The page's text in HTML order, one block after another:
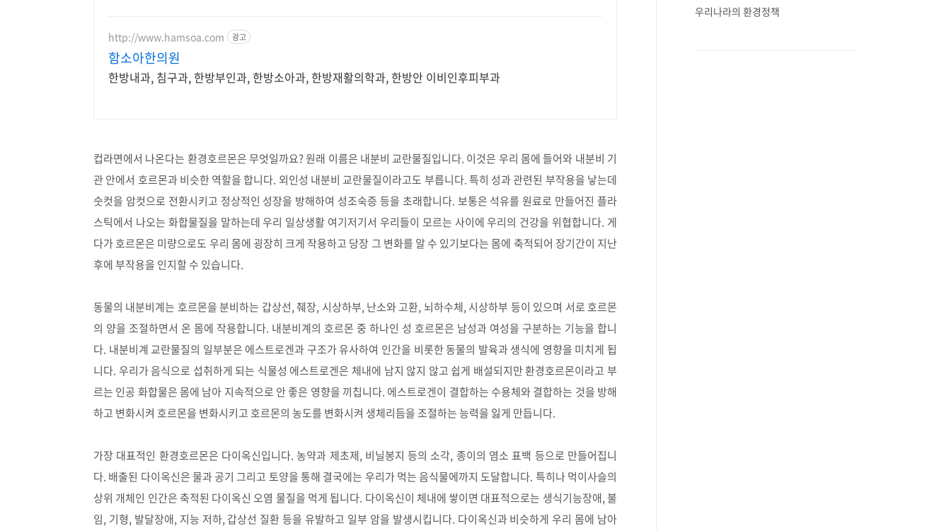
http://www.hamsoa.com 광고
함소아한의원
한방내과, 침구과, 한방부인과, 한방소아과, 한방재활의학과, 한방안 이비인후피부과
컵라면에서 나온다는 환경호르몬은 무엇일까요? 원래 이름은 내분비 교란물질입니다. 이것은 우리 몸에 들어와 내분비 기
관 안에서 호르몬과 비슷한 역할을 합니다. 외인성 내분비 교란물질이라고도 부릅니다. 특히 성과 관련된 부작용을 낳는데
숫컷을 암컷으로 전환시키고 정상적인 성장을 방해하여 성조숙증 등을 초래합니다. 보통은 석유를 원료로 만들어진 플라
스틱에서 나오는 화합물질을 말하는데 우리 일상생활 여기저기서 우리들이 모르는 사이에 우리의 건강을 위협합니다. 게
다가 호르몬은 미량으로도 우리 몸에 굉장히 크게 작용하고 당장 그 변화를 알 수 있기보다는 몸에 축적되어 장기간이 지난
후에 부작용을 인지할 수 있습니다.
동물의 내분비계는 호르몬을 분비하는 갑상선, 췌장, 시상하부, 난소와 고환, 뇌하수체, 시상하부 등이 있으며 서로 호르몬
의 양을 조절하면서 온 몸에 작용합니다. 내분비계의 호르몬 중 하나인 성 호르몬은 남성과 여성을 구분하는 기능을 합니
다. 내분비계 교란물질의 일부분은 에스트로겐과 구조가 유사하여 인간을 비롯한 동물의 발육과 생식에 영향을 미치게 됩
니다. 우리가 음식으로 섭취하게 되는 식물성 에스트로겐은 체내에 남지 않지 않고 쉽게 배설되지만 환경호르몬이라고 부
르는 인공 화합물은 몸에 남아 지속적으로 안 좋은 영향을 끼칩니다. 에스트로겐이 결합하는 수용체와 결합하는 것을 방해
하고 변화시켜 호르몬을 변화시키고 호르몬의 농도를 변화시켜 생체리듬을 조절하는 능력을 잃게 만듭니다.
가장 대표적인 환경호르몬은 다이옥신입니다. 농약과 제초제, 비닐봉지 등의 소각, 종이의 염소 표백 등으로 만들어집니
다. 배출된 다이옥신은 물과 공기 그리고 토양을 통해 결국에는 우리가 먹는 음식물에까지 도달합니다. 특히나 먹이사슬의
상위 개체인 인간은 축적된 다이옥신 오염 물질을 먹게 됩니다. 다이옥신이 체내에 쌓이면 대표적으로는 생식기능장애, 불
임, 기형, 발달장애, 지능 저하, 갑상선 질환 등을 유발하고 일부 암을 발생시킵니다. 다이옥신과 비슷하게 우리 몸에 남아
우리나라의 환경정책